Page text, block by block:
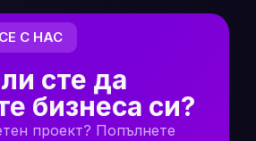
С НАС
сте да
бизнеса си?
проект? Попълнете